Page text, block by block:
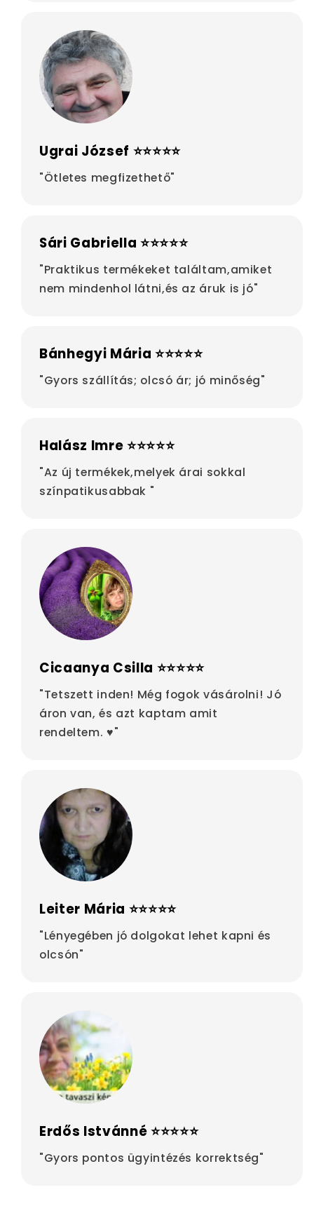
Ugrai József ⭐⭐⭐⭐⭐
"Ötletes megfizethető"
Sári Gabriella ⭐⭐⭐⭐⭐
"Praktikus termékeket találtam,amiket
nem mindenhol látni,és az áruk is jó"
Bánhegyi Mária ⭐⭐⭐⭐⭐
"Gyors szállítás; olcsó ár; jó minőség"
Halász Imre ⭐⭐⭐⭐⭐
"Az új termékek,melyek árai sokkal
színpatikusabbak "
Cicaanya Csilla ⭐⭐⭐⭐⭐
"Tetszett inden! Még fogok vásárolni! Jó
áron van, és azt kaptam amit
rendeltem. ♥"
Leiter Mária ⭐⭐⭐⭐⭐
"Lényegében jó dolgokat lehet kapni és
olcsón"
Erdős Istvánné ⭐⭐⭐⭐⭐
"Gyors pontos ügyintézés korrektség"